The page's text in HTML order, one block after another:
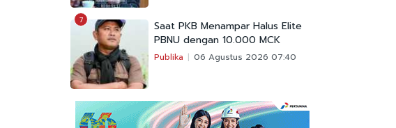
7
Saat PKB Menampar Halus Elite
PBNU dengan 10.000 MCK
Publika 06 Agustus 2026 07:40